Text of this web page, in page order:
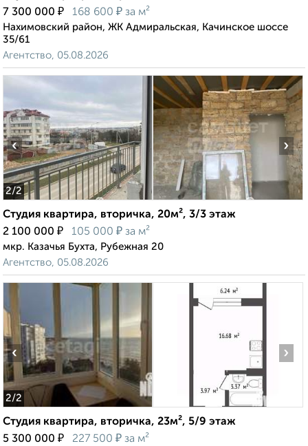
7 300 000 ₽ 168 600 ₽ за м²
Нахимовский район, ЖК Адмиральская, Качинское шоссе
35/61
Агентство, 05.08.2026
2/2
‹ ›
Студия квартира, вторичка, 20м², 3/3 этаж
2 100 000 ₽ 105 000 ₽ за м²
мкр. Казачья Бухта, Рубежная 20
Агентство, 05.08.2026
2/2
‹ ›
Студия квартира, вторичка, 23м², 5/9 этаж
5 300 000 ₽ 227 500 ₽ за м²